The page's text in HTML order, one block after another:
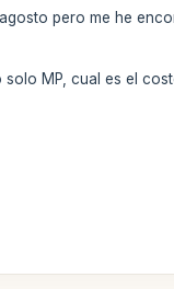
pero me he
MP, cual es el